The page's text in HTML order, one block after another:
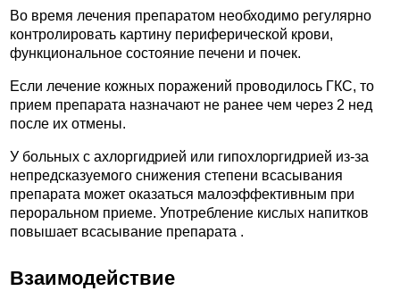
Во время лечения препаратом необходимо регулярно
контролировать картину периферической крови,
функциональное состояние печени и почек.
Если лечение кожных поражений проводилось ГКС, то
прием препарата назначают не ранее чем через 2 нед
после их отмены.
У больных с ахлоргидрией или гипохлоргидрией из-за
непредсказуемого снижения степени всасывания
препарата может оказаться малоэффективным при
пероральном приеме. Употребление кислых напитков
повышает всасывание препарата .
Взаимодействие